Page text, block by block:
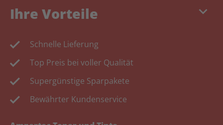
keyboard_arrow_down
Ihre Vorteile
Schnelle Lieferung
Top Preis bei voller Qualität
Supergünstige Sparpakete
Bewährter Kundenservice